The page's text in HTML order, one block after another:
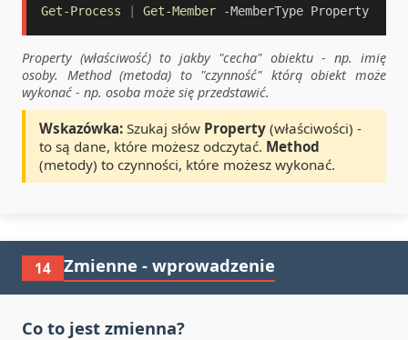
Get-Process
Get-Member -MemberType Property
Property (właściwość) to jakby "cecha" obiektu - np. imię
osoby. Method (metoda) to "czynność" którą obiekt może
wykonać - np. osoba może się przedstawić.
Wskazówka: Szukaj słów Property (właściwości) -
to są dane, które możesz odczytać. Method
(metody) to czynności, które możesz wykonać.
14 Zmienne - wprowadzenie
Co to jest zmienna?